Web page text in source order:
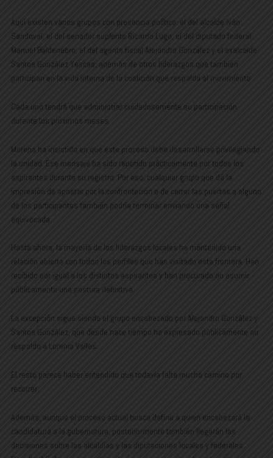
Aquí existen varios grupos con presencia política: el del alcalde Iván
Sandoval; el del senador suplente Ricardo Lugo; el del diputado federal
Manuel Baldenebro; el del agente fiscal Alejandro González y el exalcalde
Santos González Yescas, además de otros liderazgos que también
participan en la vida interna de la coalición que respalda al movimiento.
Cada uno tendrá que administrar cuidadosamente su participación
durante los próximos meses.
Morena ha insistido en que este proceso debe desarrollarse privilegiando
la unidad. Ese mensaje ha sido repetido prácticamente por todos los
aspirantes durante su registro. Por eso, cualquier grupo que dé la
impresión de apostar por la confrontación o de cerrar las puertas a alguno
de los participantes también podría terminar enviando una señal
equivocada.
Hasta ahora, la mayoría de los liderazgos locales ha mantenido una
relación abierta con todos los perfiles que han visitado esta frontera. Han
recibido por igual a los distintos aspirantes y han procurado no asumir
públicamente una postura definitiva.
La excepción sigue siendo el grupo encabezado por Alejandro González y
Santos González, que desde hace tiempo ha expresado públicamente su
respaldo a Lorenia Valles.
El resto parece haber entendido que todavía falta mucho camino por
recorrer.
Además, aunque el proceso actual busca definir a quien encabezará la
candidatura a la gubernatura, posteriormente también llegarán las
decisiones sobre las alcaldías y las diputaciones locales y federales.